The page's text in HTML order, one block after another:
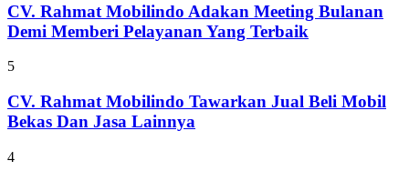
CV. Rahmat Mobilindo Adakan Meeting Bulanan
Demi Memberi Pelayanan Yang Terbaik
5
CV. Rahmat Mobilindo Tawarkan Jual Beli Mobil
Bekas Dan Jasa Lainnya
4